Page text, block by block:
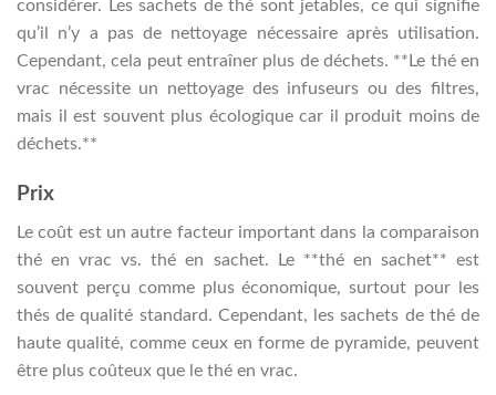
considérer. Les sachets de thé sont jetables, ce qui signifie
qu’il n’y a pas de nettoyage nécessaire après utilisation.
Cependant, cela peut entraîner plus de déchets. **Le thé en
vrac nécessite un nettoyage des infuseurs ou des filtres,
mais il est souvent plus écologique car il produit moins de
déchets.**
Prix
Le coût est un autre facteur important dans la comparaison
thé en vrac vs. thé en sachet. Le **thé en sachet** est
souvent perçu comme plus économique, surtout pour les
thés de qualité standard. Cependant, les sachets de thé de
haute qualité, comme ceux en forme de pyramide, peuvent
être plus coûteux que le thé en vrac.